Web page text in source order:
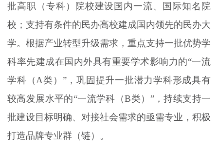
批高职（专科）院校建设国内一流、国际知名院
校；支持有条件的民办高校建成国内领先的民办大
学。根据产业转型升级需求，重点支持一批优势学
科率先建成在国内外具有重要学术影响力的“一流
学科（A类）”，巩固提升一批潜力学科形成具有
较高发展水平的“一流学科（B类）”，持续支持一
批建设目标明确、对接社会需求的亟需专业，积极
打造品牌专业群（链）。